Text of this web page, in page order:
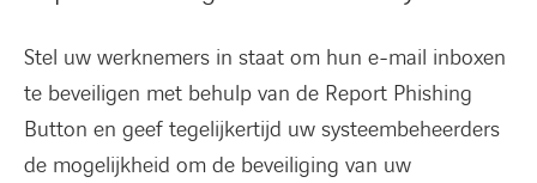
Stel uw werknemers in staat om hun e-mail inboxen
te beveiligen met behulp van de Report Phishing
Button en geef tegelijkertijd uw systeembeheerders
de mogelijkheid om de beveiliging van uw